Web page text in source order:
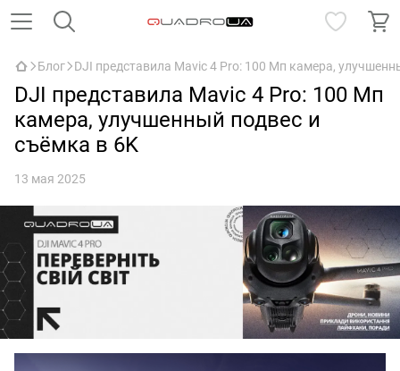
Блог DJI представила Mavic 4 Pro: 100 Мп камера,
DJI представила Mavic 4 Pro: 100 Мп
камера, улучшенный подвес и
съёмка в 6K
13 мая 2025